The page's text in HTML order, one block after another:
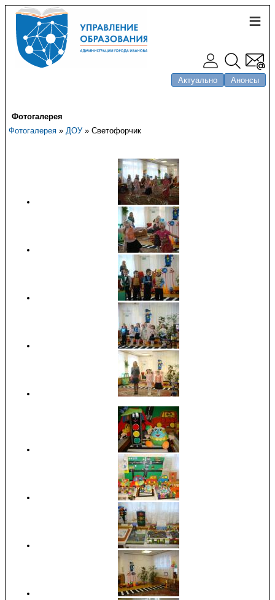
Актуально Анонсы
Фотогалерея
Фотогалерея » ДОУ» Светофорчик